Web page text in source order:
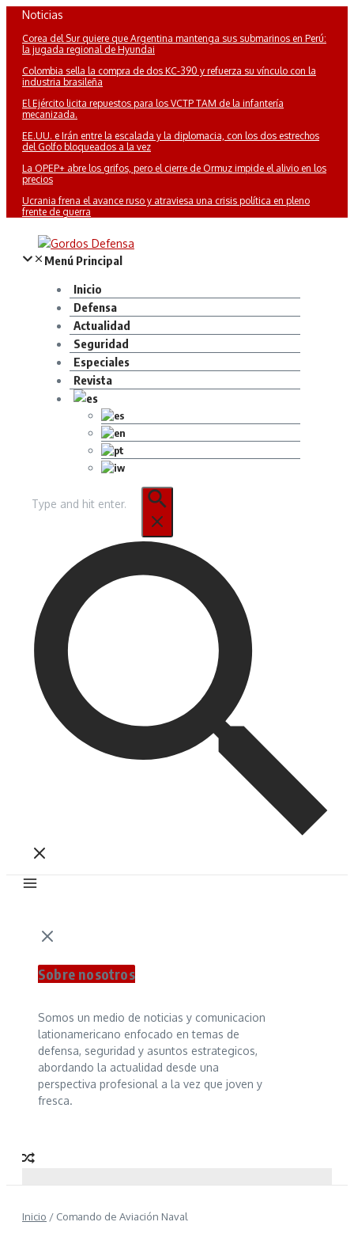
Saltar
contenido
Noticias
Corea del Sur quiere que Argentina mantenga sus submarinos en Perú:
la jugada regional de Hyundai
Colombia sella la compra de dos KC-390 y refuerza su vínculo con la
industria brasileña
El Ejército licita repuestos para los VCTP TAM de la infantería
mecanizada.
EE.UU. e Irán entre la escalada y la diplomacia, con los dos estrechos
del Golfo bloqueados a la vez
La OPEP+ abre los grifos, pero el cierre de Ormuz impide el alivio en los
precios
Ucrania frena el avance ruso y atraviesa una crisis política en pleno
frente de guerra
Menú Principal
Inicio
Defensa
Actualidad
Seguridad
Especiales
Revista
Sobre nosotros
Somos un medio de noticias y comunicacion
lationamericano enfocado en temas de
defensa, seguridad y asuntos estrategicos,
abordando la actualidad desde una
perspectiva profesional a la vez que joven y
fresca.
Inicio / Comando de Aviación Naval